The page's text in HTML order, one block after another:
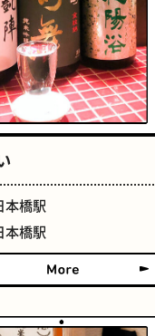
本橋駅
本橋駅